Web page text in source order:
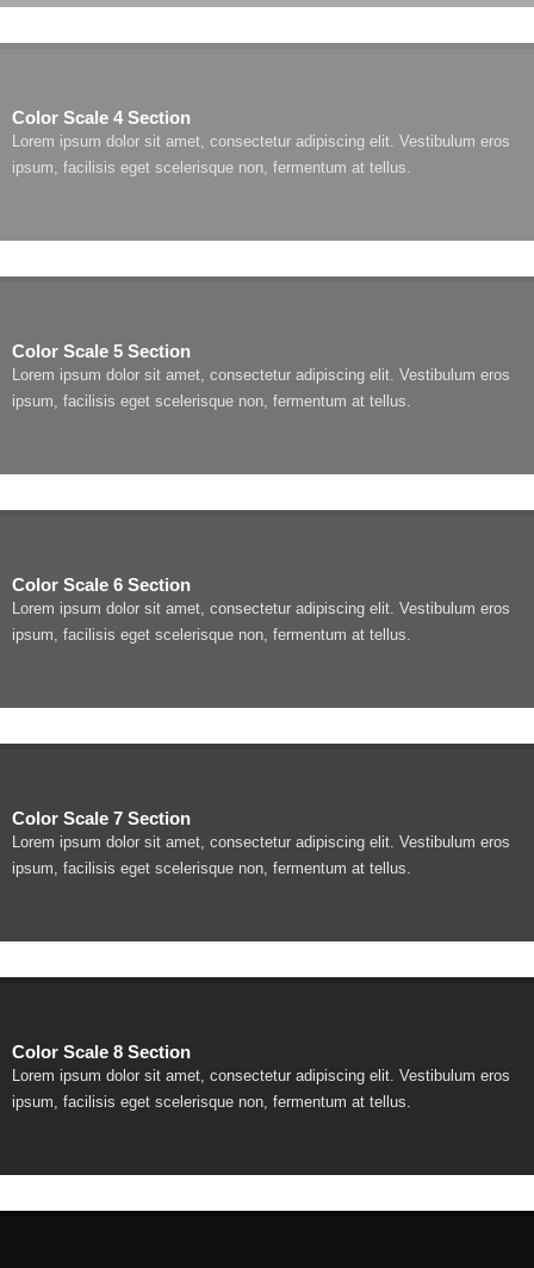
Color Scale 4 Section
Lorem ipsum dolor sit amet, consectetur adipiscing elit. Vestibulum eros
ipsum, facilisis eget scelerisque non, fermentum at tellus.
Color Scale 5 Section
Lorem ipsum dolor sit amet, consectetur adipiscing elit. Vestibulum eros
ipsum, facilisis eget scelerisque non, fermentum at tellus.
Color Scale 6 Section
Lorem ipsum dolor sit amet, consectetur adipiscing elit. Vestibulum eros
ipsum, facilisis eget scelerisque non, fermentum at tellus.
Color Scale 7 Section
Lorem ipsum dolor sit amet, consectetur adipiscing elit. Vestibulum eros
ipsum, facilisis eget scelerisque non, fermentum at tellus.
Color Scale 8 Section
Lorem ipsum dolor sit amet, consectetur adipiscing elit. Vestibulum eros
ipsum, facilisis eget scelerisque non, fermentum at tellus.